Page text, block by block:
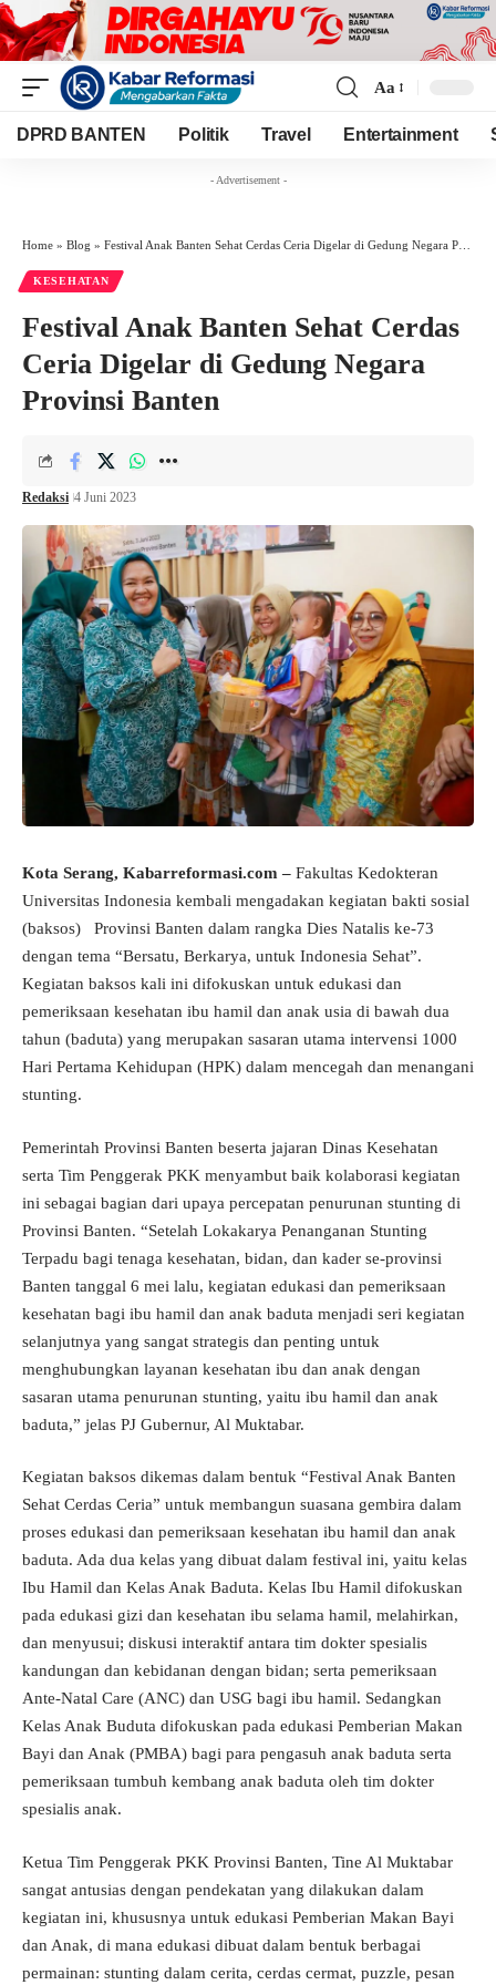
Resizer
Aa
DPRD BANTEN Politik Travel Entertainment
- Advertisement -
Home » Blog » Festival Anak Banten Sehat Cerdas Ceria Digelar di Gedung Negara Provinsi Banten
KESEHATAN
Festival Anak Banten Sehat Cerdas
Ceria Digelar di Gedung Negara
Provinsi Banten
Redaksi 4 Juni 2023
Kota Serang, Kabarreformasi.com – Fakultas Kedokteran
Universitas Indonesia kembali mengadakan kegiatan bakti sosial
(baksos) Provinsi Banten dalam rangka Dies Natalis ke-73
dengan tema “Bersatu, Berkarya, untuk Indonesia Sehat”.
Kegiatan baksos kali ini difokuskan untuk edukasi dan
pemeriksaan kesehatan ibu hamil dan anak usia di bawah dua
tahun (baduta) yang merupakan sasaran utama intervensi 1000
Hari Pertama Kehidupan (HPK) dalam mencegah dan menangani
stunting.
Pemerintah Provinsi Banten beserta jajaran Dinas Kesehatan
serta Tim Penggerak PKK menyambut baik kolaborasi kegiatan
ini sebagai bagian dari upaya percepatan penurunan stunting di
Provinsi Banten. “Setelah Lokakarya Penanganan Stunting
Terpadu bagi tenaga kesehatan, bidan, dan kader se-provinsi
Banten tanggal 6 mei lalu, kegiatan edukasi dan pemeriksaan
kesehatan bagi ibu hamil dan anak baduta menjadi seri kegiatan
selanjutnya yang sangat strategis dan penting untuk
menghubungkan layanan kesehatan ibu dan anak dengan
sasaran utama penurunan stunting, yaitu ibu hamil dan anak
baduta,” jelas PJ Gubernur, Al Muktabar.
Kegiatan baksos dikemas dalam bentuk “Festival Anak Banten
Sehat Cerdas Ceria” untuk membangun suasana gembira dalam
proses edukasi dan pemeriksaan kesehatan ibu hamil dan anak
baduta. Ada dua kelas yang dibuat dalam festival ini, yaitu kelas
Ibu Hamil dan Kelas Anak Baduta. Kelas Ibu Hamil difokuskan
pada edukasi gizi dan kesehatan ibu selama hamil, melahirkan,
dan menyusui; diskusi interaktif antara tim dokter spesialis
kandungan dan kebidanan dengan bidan; serta pemeriksaan
Ante-Natal Care (ANC) dan USG bagi ibu hamil. Sedangkan
Kelas Anak Buduta difokuskan pada edukasi Pemberian Makan
Bayi dan Anak (PMBA) bagi para pengasuh anak baduta serta
pemeriksaan tumbuh kembang anak baduta oleh tim dokter
spesialis anak.
Ketua Tim Penggerak PKK Provinsi Banten, Tine Al Muktabar
sangat antusias dengan pendekatan yang dilakukan dalam
kegiatan ini, khususnya untuk edukasi Pemberian Makan Bayi
dan Anak, di mana edukasi dibuat dalam bentuk berbagai
permainan: stunting dalam cerita, cerdas cermat, puzzle, pesan